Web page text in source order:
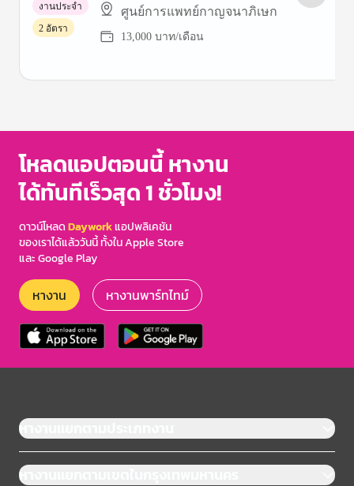
ศูนย์การแพทย์กาญจนาภิเษก
13,000 บาท/เดือน
งานประจำ
2 อัตรา
of
โหลดแอปตอนนี้ หางาน
ได้ทันทีเร็วสุด 1 ชั่วโมง!
ดาวน์โหลดDayworkแอปพลิเคชัน
ของเราได้แล้ววันนี้ ทั้งใน Apple Store
และ Google Play
หางาน หางานพาร์ทไทม์
หางานแยกตามประเภทงาน
หางานแยกตามเขตในกรุงเทพมหานคร